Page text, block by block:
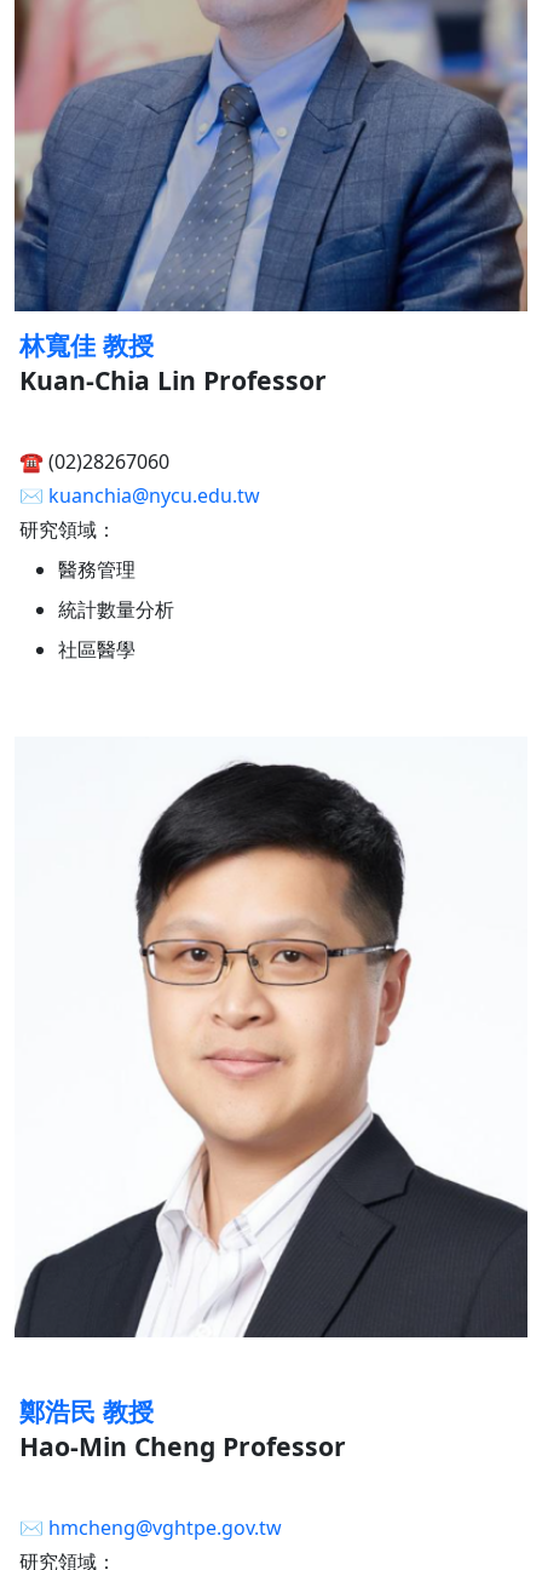
林寬佳 教授
Kuan-Chia Lin Professor
☎︎ (02)28267060
✉︎ kuanchia@nycu.edu.tw
研究領域：
醫務管理
統計數量分析
社區醫學
鄭浩民 教授
Hao-Min Cheng Professor
✉︎ hmcheng@vghtpe.gov.tw
研究領域：